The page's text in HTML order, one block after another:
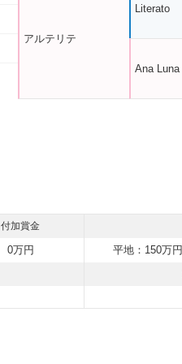
アルテリテ
Literato
Ana Luna
付加賞金
0万円 平地：150万円